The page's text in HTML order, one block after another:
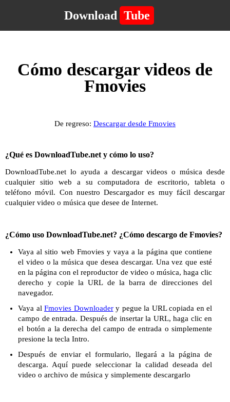
Download Tube
Cómo descargar videos de
Fmovies
De regreso: Descargar desde Fmovies
¿Qué es DownloadTube.net y cómo lo uso?
DownloadTube.net lo ayuda a descargar videos o música desde
cualquier sitio web a su computadora de escritorio, tableta o
teléfono móvil. Con nuestro Descargador es muy fácil descargar
cualquier video o música que desee de Internet.
¿Cómo uso DownloadTube.net? ¿Cómo descargo de Fmovies?
Vaya al sitio web Fmovies y vaya a la página que contiene
el video o la música que desea descargar. Una vez que esté
en la página con el reproductor de video o música, haga clic
derecho y copie la URL de la barra de direcciones del
navegador.
Vaya al Fmovies Downloadery pegue la URL copiada en el
campo de entrada. Después de insertar la URL, haga clic en
el botón a la derecha del campo de entrada o simplemente
presione la tecla Intro.
Después de enviar el formulario, llegará a la página de
descarga. Aquí puede seleccionar la calidad deseada del
video o archivo de música y simplemente descargarlo